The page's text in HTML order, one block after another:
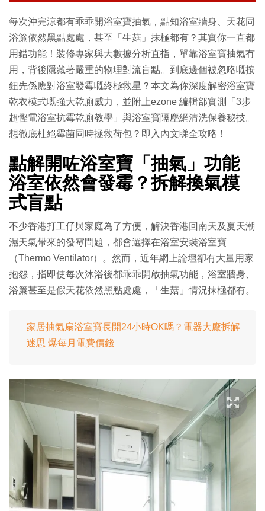
每次沖完涼都有乖乖開浴室寶抽氣，點知浴室牆身、天花同
浴簾依然黑點處處，甚至「生菇」抹極都有？其實你一直都
用錯功能！裝修專家與大數據分析直指，單靠浴室寶抽氣冇
用，背後隱藏著嚴重的物理對流盲點。到底邊個被忽略嘅按
鈕先係應對浴室發霉嘅終極救星？本文為你深度解密浴室寶
乾衣模式嘅強大乾廁威力，並附上ezone 編輯部實測「3步
超慳電浴室抗霉乾廁教學」與浴室寶隔塵網清洗保養秘技。
想徹底杜絕霉菌同時拯救荷包？即入內文睇全攻略！
點解開咗浴室寶「抽氣」功能
浴室依然會發霉？拆解換氣模
式盲點
不少香港打工仔與家庭為了方便，解決香港回南天及夏天潮
濕天氣帶來的發霉問題，都會選擇在浴室安裝浴室寶
（Thermo Ventilator）。然而，近年網上論壇卻有大量用家
抱怨，指即使每次沐浴後都乖乖開啟抽氣功能，浴室牆身、
浴簾甚至是假天花依然黑點處處，「生菇」情況抹極都有。
家居抽氣扇浴室寶長開24小時OK嗎？電器大廠拆解
迷思 爆每月電費價錢